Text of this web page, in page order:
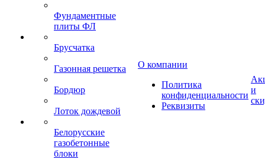
Фундаментные
плиты ФЛ
Брусчатка
Газонная решетка
Бордюр
Лоток дождевой
Белорусские
газобетонные
блоки
О компании
Политика
конфиденциальности
Реквизиты
и